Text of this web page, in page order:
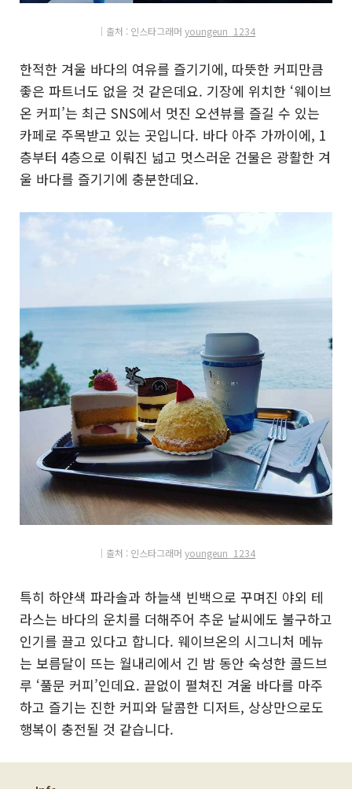
│출처 : 인스타그래머 youngeun_1234
한적한 겨울 바다의 여유를 즐기기에, 따뜻한 커피만큼
좋은 파트너도 없을 것 같은데요. 기장에 위치한 ‘웨이브
온 커피’는 최근 SNS에서 멋진 오션뷰를 즐길 수 있는
카페로 주목받고 있는 곳입니다. 바다 아주 가까이에, 1
층부터 4층으로 이뤄진 넓고 멋스러운 건물은 광활한 겨
울 바다를 즐기기에 충분한데요.
│출처 : 인스타그래머 youngeun_1234
특히 하얀색 파라솔과 하늘색 빈백으로 꾸며진 야외 테
라스는 바다의 운치를 더해주어 추운 날씨에도 불구하고
인기를 끌고 있다고 합니다. 웨이브온의 시그니처 메뉴
는 보름달이 뜨는 월내리에서 긴 밤 동안 숙성한 콜드브
루 ‘풀문 커피’인데요. 끝없이 펼쳐진 겨울 바다를 마주
하고 즐기는 진한 커피와 달콤한 디저트, 상상만으로도
행복이 충전될 것 같습니다.